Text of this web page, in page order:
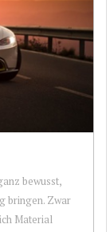
bewusst,
bringen. Zwar
Material